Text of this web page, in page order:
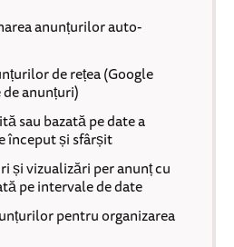
anunțurilor auto-
de rețea (Google
anunțuri)
sau bazată pe date a
început și sfârșit
și vizualizări per anunț cu
pe intervale de date
pentru organizarea